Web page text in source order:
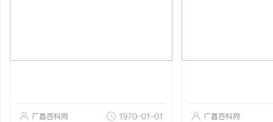
广昌百科网 1970-01-01 广昌百科网